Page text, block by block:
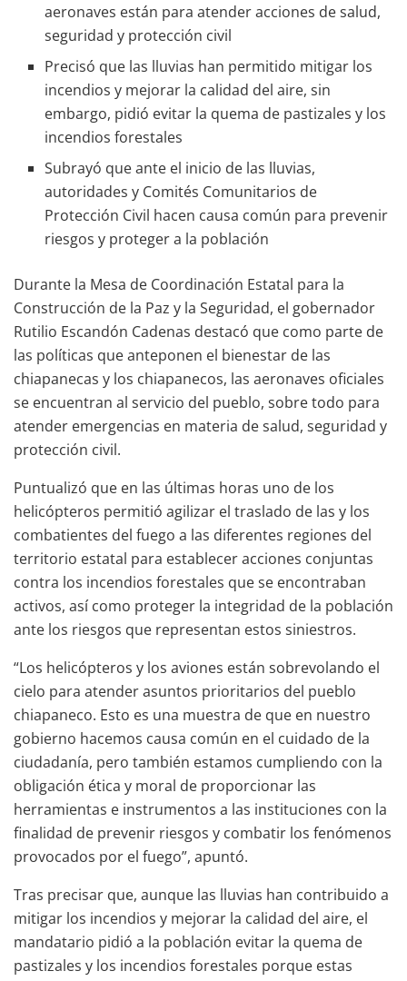
aeronaves están para atender acciones de salud,
seguridad y protección civil
Precisó que las lluvias han permitido mitigar los
incendios y mejorar la calidad del aire, sin
embargo, pidió evitar la quema de pastizales y los
incendios forestales
Subrayó que ante el inicio de las lluvias,
autoridades y Comités Comunitarios de
Protección Civil hacen causa común para prevenir
riesgos y proteger a la población
Durante la Mesa de Coordinación Estatal para la
Construcción de la Paz y la Seguridad, el gobernador
Rutilio Escandón Cadenas destacó que como parte de
las políticas que anteponen el bienestar de las
chiapanecas y los chiapanecos, las aeronaves oficiales
se encuentran al servicio del pueblo, sobre todo para
atender emergencias en materia de salud, seguridad y
protección civil.
Puntualizó que en las últimas horas uno de los
helicópteros permitió agilizar el traslado de las y los
combatientes del fuego a las diferentes regiones del
territorio estatal para establecer acciones conjuntas
contra los incendios forestales que se encontraban
activos, así como proteger la integridad de la población
ante los riesgos que representan estos siniestros.
“Los helicópteros y los aviones están sobrevolando el
cielo para atender asuntos prioritarios del pueblo
chiapaneco. Esto es una muestra de que en nuestro
gobierno hacemos causa común en el cuidado de la
ciudadanía, pero también estamos cumpliendo con la
obligación ética y moral de proporcionar las
herramientas e instrumentos a las instituciones con la
finalidad de prevenir riesgos y combatir los fenómenos
provocados por el fuego”, apuntó.
Tras precisar que, aunque las lluvias han contribuido a
mitigar los incendios y mejorar la calidad del aire, el
mandatario pidió a la población evitar la quema de
pastizales y los incendios forestales porque estas